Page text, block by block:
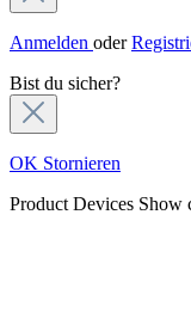
Anmelden oder
Bist du sicher?
OK Stornieren
Product Devices Show